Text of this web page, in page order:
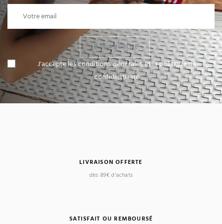
JE M'ABONNE
J'accepte les conditions générales et la politique de
confidentialité
LIVRAISON OFFERTE
dès 89€ d’achats
SATISFAIT OU REMBOURSÉ